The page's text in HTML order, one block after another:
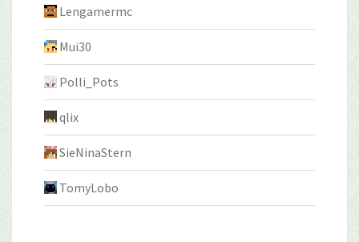
Lengamermc
Mui30
Polli_Pots
qlix
SieNinaStern
TomyLobo